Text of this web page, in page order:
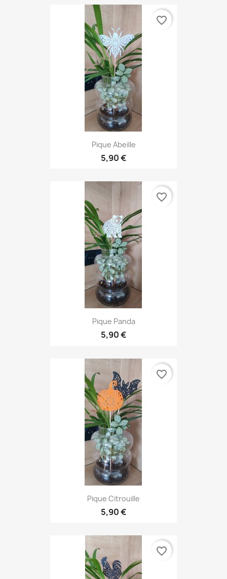
Pique Abeille
5,90 €
favorite_border
Pique Panda
5,90 €
favorite_border
Pique Citrouille
5,90 €
favorite_border
favorite_border